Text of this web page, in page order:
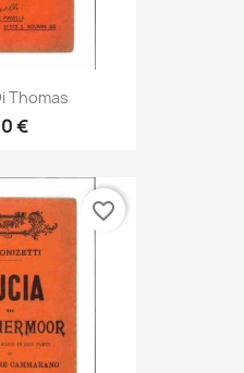
Thomas
€
favorite_border